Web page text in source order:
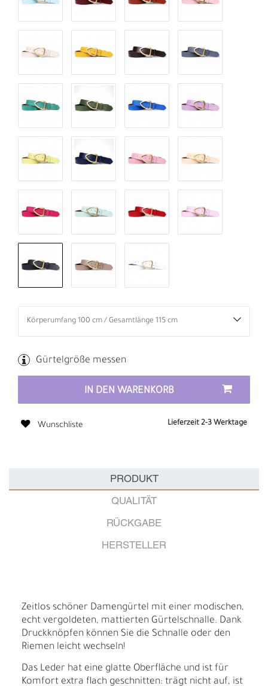
Gürtelgröße messen
IN DEN WARENKORB
Wunschliste Lieferzeit 2-3 Werktage
PRODUKT
QUALITÄT
RÜCKGABE
HERSTELLER
Zeitlos schöner Damengürtel mit einer modischen,
echt vergoldeten, mattierten Gürtelschnalle. Dank
Druckknöpfen können Sie die Schnalle oder den
Riemen leicht wechseln!
Das Leder hat eine glatte Oberfläche und ist für
Komfort extra flach geschnitten: trägt nicht auf, ist